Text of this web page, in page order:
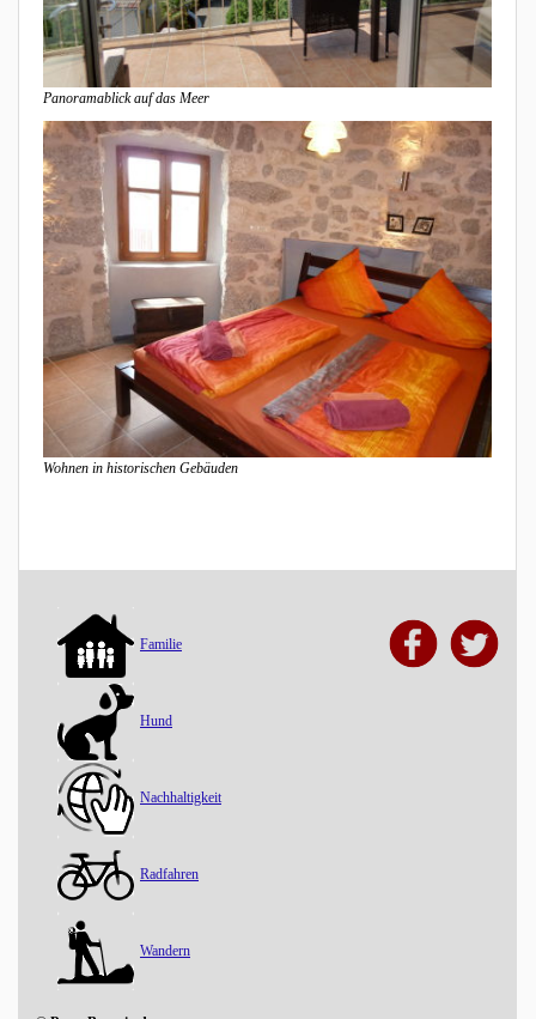
Panoramablick auf das Meer
Wohnen in historischen Gebäuden
Familie
Hund
Nachhaltigkeit
Radfahren
Wandern